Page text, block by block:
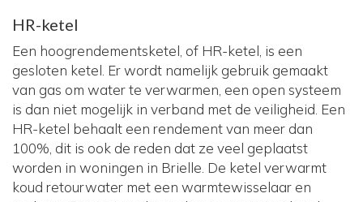
HR-ketel
Een hoogrendementsketel, of HR-ketel, is een
gesloten ketel. Er wordt namelijk gebruik gemaakt
van gas om water te verwarmen, een open systeem
is dan niet mogelijk in verband met de veiligheid. Een
HR-ketel behaalt een rendement van meer dan
100%, dit is ook de reden dat ze veel geplaatst
worden in woningen in Brielle. De ketel verwarmt
koud retourwater met een warmtewisselaar en